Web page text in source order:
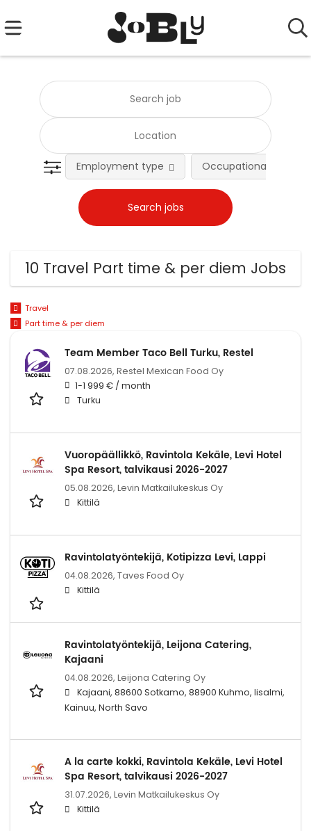
Employment type Occupational fields
10 Travel Part time & per diem Jobs
Travel
Part time & per diem
Team Member Taco Bell Turku, Restel
07.08.2026, Restel Mexican Food Oy
1-1 999 € / month
Turku
Vuoropäällikkö, Ravintola Kekäle, Levi Hotel
Spa Resort, talvikausi 2026-2027
05.08.2026, Levin Matkailukeskus Oy
Kittilä
Ravintolatyöntekijä, Kotipizza Levi, Lappi
04.08.2026, Taves Food Oy
Kittilä
Ravintolatyöntekijä, Leijona Catering,
Kajaani
04.08.2026, Leijona Catering Oy
Kajaani, 88600 Sotkamo, 88900 Kuhmo, Iisalmi,
Kainuu, North Savo
A la carte kokki, Ravintola Kekäle, Levi Hotel
Spa Resort, talvikausi 2026-2027
31.07.2026, Levin Matkailukeskus Oy
Kittilä